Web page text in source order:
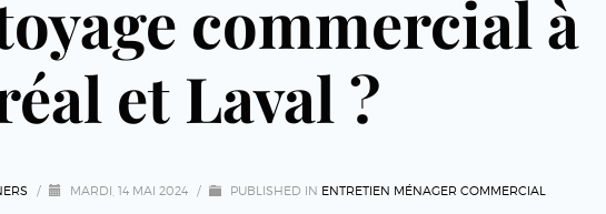
commercial à
et Laval ?
/ MARDI, 14 MAI 2024 / PUBLISHED IN ENTRETIEN MÉNAGER COMMERCIAL